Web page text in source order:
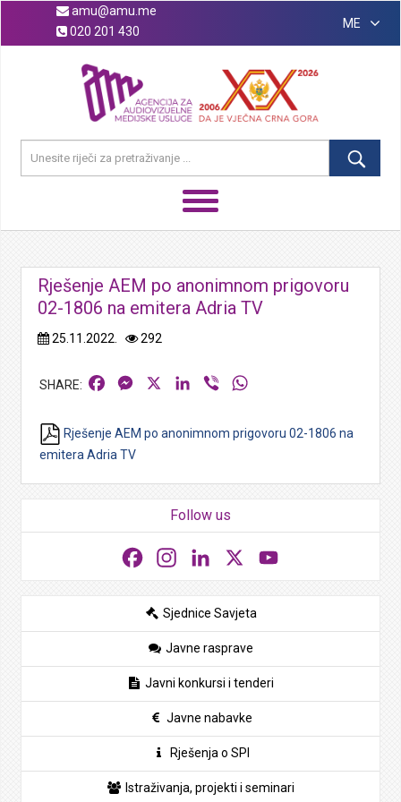
amu@amu.me
020 201 430
ME
Rješenje AEM po anonimnom prigovoru
02-1806 na emitera Adria TV
25.11.2022. 292
FacebookMessengerLinkedIn
Viber
Rješenje AEM po anonimnom prigovoru 02-1806 na
emitera Adria TV
Follow us
FacebookInstagramLinkedIn
Sjednice Savjeta
Javne rasprave
Javni konkursi i tenderi
Javne nabavke
Rješenja o SPI
Istraživanja, projekti i seminari